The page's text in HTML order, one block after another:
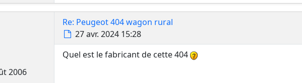
2006
Re: Peugeot 404 wagon rural
Message
27 avr. 2024 15:28
Quel est le fabricant de cette 404